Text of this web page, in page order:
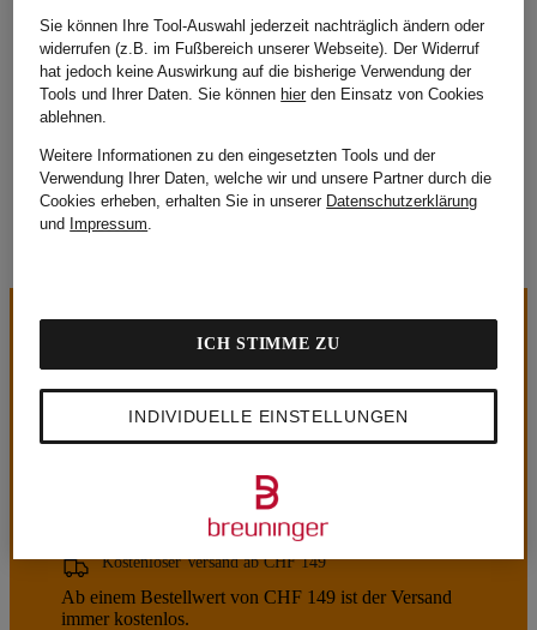
SKIMS
Smith & Soul
STONE ISLAND im Sale
STONE ISLAND Jacken
UGG
ZAÍDA
Kostenloser Versand ab CHF 149
Ab einem Bestellwert von CHF 149 ist der Versand
immer kostenlos.
Sie können Ihre Tool-Auswahl jederzeit nachträglich ändern oder
widerrufen (z.B. im Fußbereich unserer Webseite). Der Widerruf
hat jedoch keine Auswirkung auf die bisherige Verwendung der
Tools und Ihrer Daten.Sie können hierden Einsatz von Cookies
ablehnen.
Weitere Informationen zu den eingesetzten Tools und der
Verwendung Ihrer Daten, welche wir und unsere Partner durch die
Cookies erheben, erhalten Sie in unserer Datenschutzerklärung
und Impressum
INDIVIDUELLE EINSTELLUNGEN
ICH STIMME ZU